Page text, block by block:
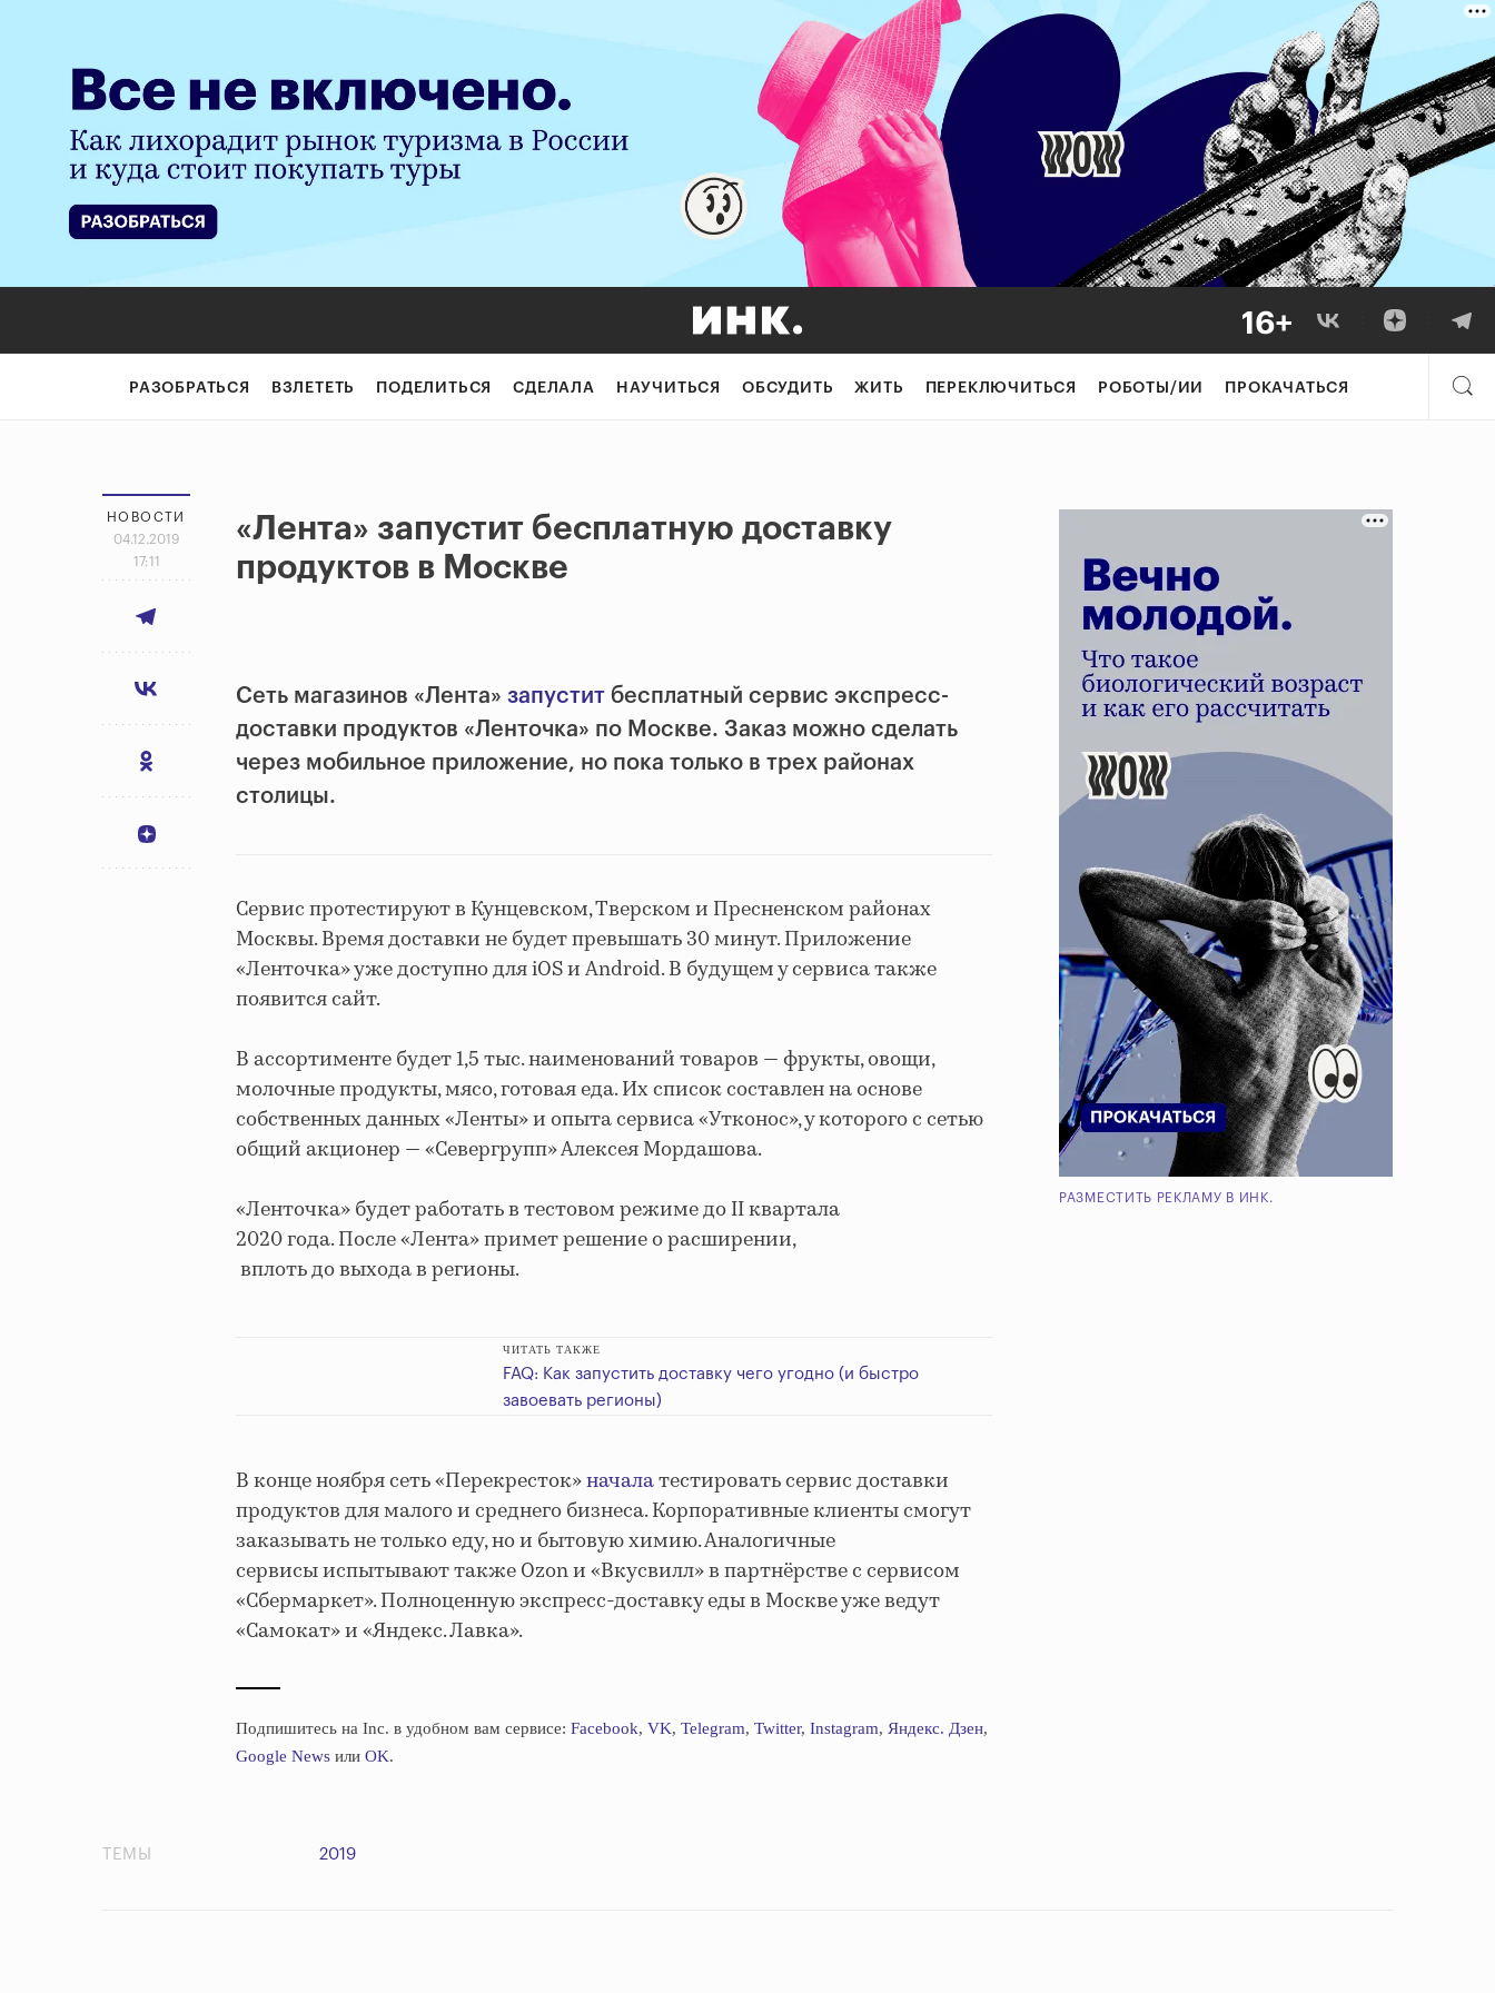
РАЗОБРАТЬСЯ ВЗЛЕТЕТЬ ПОДЕЛИТЬСЯ СДЕЛАЛА НАУЧИТЬСЯ ОБСУДИТЬ ЖИТЬ ПЕРЕКЛЮЧИТЬСЯ РОБОТЫ/ИИ ПРОКАЧАТЬСЯ
НОВОСТИ
04.12.2019
17:11
«Лента» запустит бесплатную доставку
продуктов в Москве
Сеть магазинов «Лента» запустит бесплатный сервис экспресс-
доставки продуктов «Ленточка» по Москве. Заказ можно сделать
через мобильное приложение, но пока только в трех районах
столицы.
Сервис протестируют в Кунцевском, Тверском и Пресненском районах
Москвы. Время доставки не будет превышать 30 минут. Приложение
«Ленточка» уже доступно для iOS и Android. В будущем у сервиса также
появится сайт.
В ассортименте будет 1,5 тыс. наименований товаров — фрукты, овощи,
молочные продукты, мясо, готовая еда. Их список составлен на основе
собственных данных «Ленты» и опыта сервиса «Утконос», у которого с сетью
общий акционер — «Севергрупп» Алексея Мордашова.
«Ленточка» будет работать в тестовом режиме до II квартала
2020 года. После «Лента» примет решение о расширении,
вплоть до выхода в регионы.
ЧИТАТЬ ТАКЖЕ
FAQ: Как запустить доставку чего угодно (и быстро
завоевать регионы)
В конце ноября сеть «Перекресток»началатестировать сервис доставки
продуктов для малого и среднего бизнеса. Корпоративные клиенты смогут
заказывать не только еду, но и бытовую химию. Аналогичные
сервисы испытывают также Ozon и «Вкусвилл» в партнёрстве с сервисом
«Сбермаркет». Полноценную экспресс-доставку еды в Москве уже ведут
«Самокат» и «Яндекс. Лавка».
Подпишитесь на Inc. в удобном вам сервисе: Facebook, VK, Telegram, Twitter, Instagram, Яндекс. Дзен,
Google News или OK.
РАЗМЕСТИТЬ РЕКЛАМУ В ИНК.
ТЕМЫ 2019